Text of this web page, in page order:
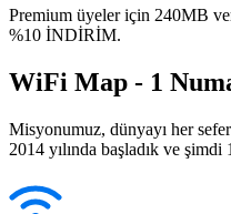
Premium üyeler için 240MB
%10 İNDİRİM.
WiFi Map - 1
Misyonumuz, dünyayı her
2014 yılında başladık ve şimdi